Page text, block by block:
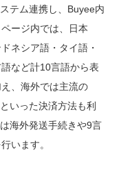
テム連携し、Buyee内
ージ内では、日本
ネシア語・タイ語・
など計10言語から表
、海外では主流の
いった決済方法も利
海外発送手続きや9言
います。